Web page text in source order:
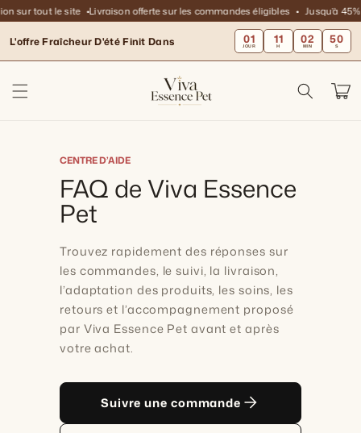
passer
au
contenu
sur tout le site Livraison offerte sur les commandes éligibles Jusqu’à 45%
L'offre Fraîcheur D'été Finit Dans 01
JOUR
11
H
02
MIN
50
S
Panier
CENTRE D’AIDE
FAQ de Viva Essence
Pet
Trouvez rapidement des réponses sur
les commandes, le suivi, la livraison,
l’adaptation des produits, les soins, les
retours et l’accompagnement proposé
par Viva Essence Pet avant et après
votre achat.
Suivre une commande arrow_forward